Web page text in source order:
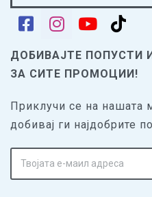
ДОБИВАЈТЕ ПОПУСТИ
ЗА СИТЕ ПРОМОЦИИ!
Приклучи се на нашата
добивај ги најдобрите